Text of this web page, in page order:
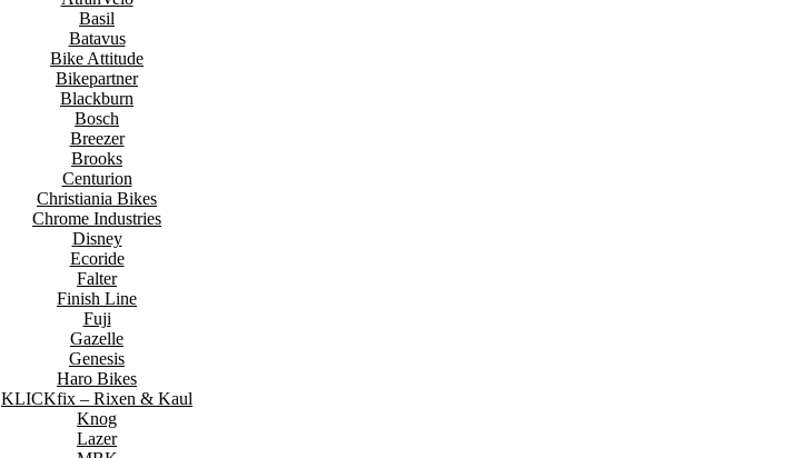
Basil
Batavus
Bike Attitude
Bikepartner
Blackburn
Bosch
Breezer
Brooks
Centurion
Christiania Bikes
Chrome Industries
Disney
Ecoride
Falter
Finish Line
Fuji
Gazelle
Genesis
Haro Bikes
KLICKfix – Rixen & Kaul
Knog
Lazer